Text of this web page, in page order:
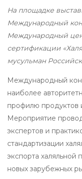
На площадке
Международный
Международный
сертификации
мусульман
Международный
наиболее
профилю продуктов
Мероприятие
экспертов и
стандартизации
экспорта халяльной
новых зарубежных